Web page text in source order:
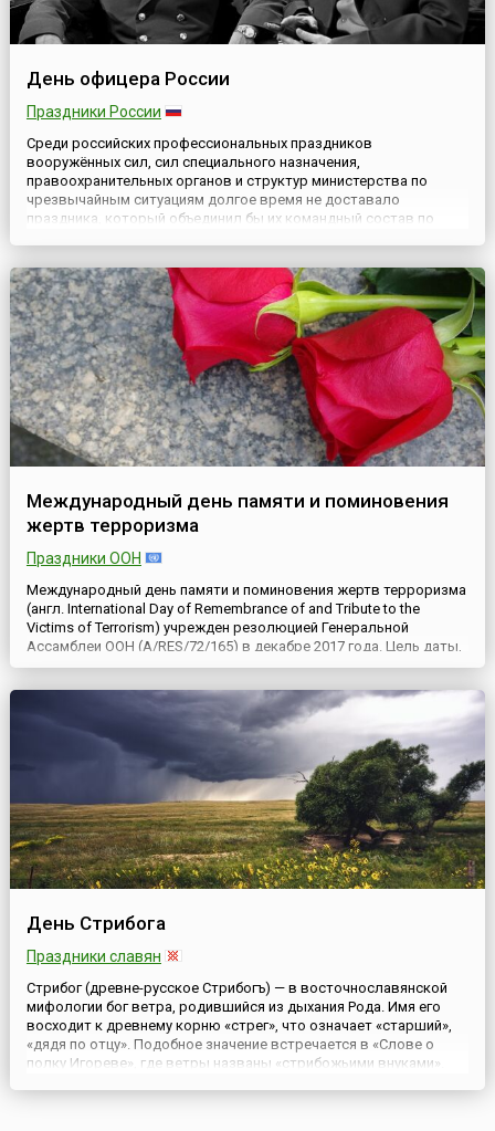
День офицера России
Праздники России
Среди российских профессиональных праздников
вооружённых сил, сил специального назначения,
правоохранительных органов и структур министерства по
чрезвычайным ситуациям долгое время не доставало
праздника, который объединил бы их командный состав по
долге, чести и верности.Благодаря...
Международный день памяти и поминовения
жертв терроризма
Праздники ООН
Международный день памяти и поминовения жертв терроризма
(англ. International Day of Remembrance of and Tribute to the
Victims of Terrorism) учрежден резолюцией Генеральной
Ассамблеи ООН (A/RES/72/165) в декабре 2017 года. Цель даты,
отмечаемой 21 августа, — воздать должное жертвам
для поддержания их и содействия защите и полному осуществ...
День Стрибога
Праздники славян
Стрибог (древне-русское Стрибогъ) — в восточнославянской
мифологии бог ветра, родившийся из дыхания Рода. Имя его
восходит к древнему корню «стрег», что означает «старший»,
«дядя по отцу». Подобное значение встречается в «Слове о
полку Игореве», где ветры названы «стрибожьими внуками».